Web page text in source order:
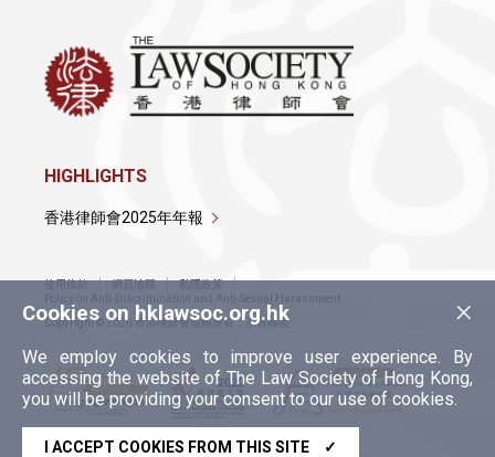
×
Cookies on hklawsoc.org.hk
We employ cookies to improve user experience. By
accessing the website of The Law Society of Hong Kong,
you will be providing your consent to our use of cookies.
I ACCEPT COOKIES FROM THIS SITE ✓
HIGHLIGHTS
香港律師會2025年年報
使用條款 網頁地圖
私隱政策
Policy on Anti-Discrimination and Anti-Sexual Harassment
Copyright © 2026 香港律師會版權所有，不得轉載